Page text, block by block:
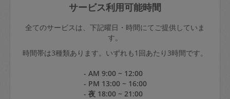
サービス利用可能時間
全てのサービスは、下記曜日・時間にてご提供していま
す。
時間帯は3種類あります。いずれも1回あたり3時間です。
- AM 9:00 ~ 12:00
- PM 13:00 ~ 16:00
- 夜 18:00 ~ 21:00